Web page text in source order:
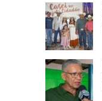
empregos
com
alta
de
0,77%
em